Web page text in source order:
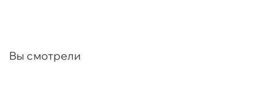
Вы смотрели